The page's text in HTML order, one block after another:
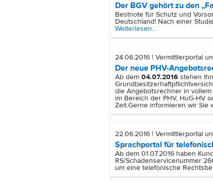
Der BGV gehört zu den
Bestnote für Schutz und
Deutschland! Nach einer
Weiterlesen...
24.06.2016 | Vermittlerportal
Der neue PHV-
Ab dem 04.07.2016 stehen
die Angebotsrechner in
im Bereich der PHV, HuG-HV
Zeit.Gerne informieren wir Sie
22.06.2016 | Vermittlerportal
Sprachportal für
Ab dem 01.07.2016 haben
RS/Schadenservicenummer
um eine telefonische